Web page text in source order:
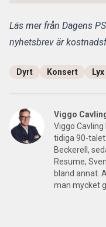
Läs mer från Dagens
nyhetsbrev är
Dyrt Konsert Lyx
Viggo
Viggo
tidiga 90-
Beckerell,
Resume,
bland annat.
man mycket